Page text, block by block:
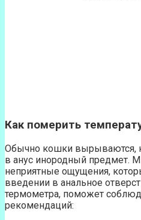
Как померить
Обычно кошки вырываются,
в анус инородный предмет.
неприятные ощущения,
введении в анальное
термометра, поможет
рекомендаций: